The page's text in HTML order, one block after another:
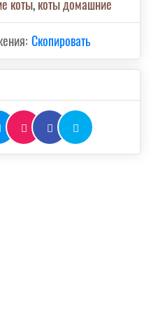
коты,коты домашние
Скопировать